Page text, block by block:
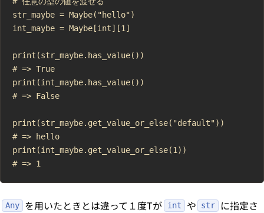
str_maybe = Maybe("hello")
int_maybe = Maybe[int][1]
print(str_maybe.has_value())
# => True
print(int_maybe.has_value())
# => False
print(str_maybe.get_value_or_else("default"))
# => hello
print(int_maybe.get_value_or_else(1))
Any を用いたときとは違って１度Tが int や str
に指定さ